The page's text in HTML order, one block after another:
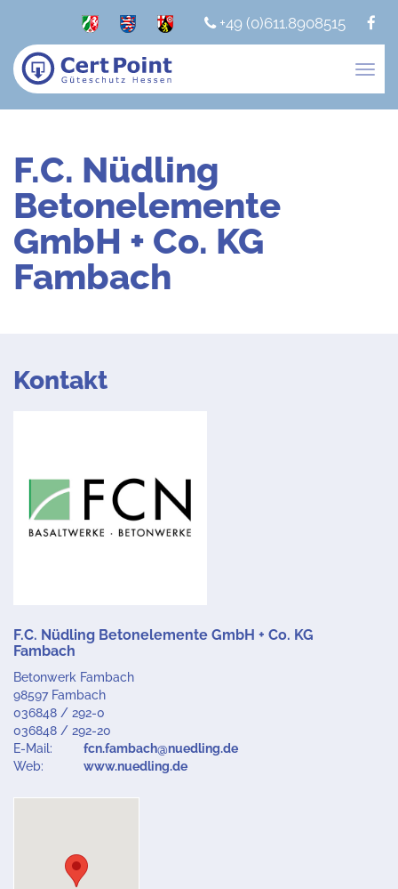
+49 (0)611.8908515
F.C. Nüdling
Betonelemente
GmbH + Co. KG
Fambach
Kontakt
F.C. Nüdling Betonelemente GmbH + Co. KG
Fambach
Betonwerk Fambach
98597 Fambach
036848 / 292-0
036848 / 292-20
E-Mail:
fcn.fambach@nuedling.de
Web:
www.nuedling.de